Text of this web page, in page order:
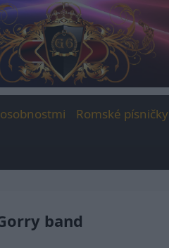
Romské písničky
band